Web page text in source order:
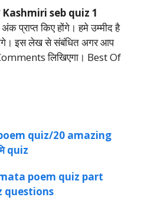
Kashmiri seb quiz 1
प्राप्त किए होंगे। हमे उम्मीद है
इस लेख से संबंधित अगर आप
लिखिएगा। Best Of
quiz/20 amazing
quiz
poem quiz part
questions